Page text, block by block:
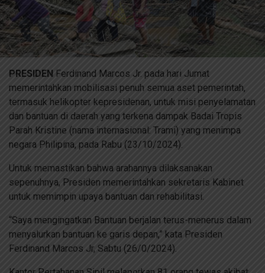
PRESIDEN Ferdinand Marcos Jr. pada hari Jumat
memerintahkan mobilisasi penuh semua aset pemerintah,
termasuk helikopter kepresidenan, untuk misi penyelamatan
dan bantuan di daerah yang terkena dampak Badai Tropis
Parah Kristine (nama internasional: Trami) yang menimpa
negara Philipina, pada Rabu (23/10/2024).
Untuk memastikan bahwa arahannya dilaksanakan
sepenuhnya, Presiden memerintahkan sekretaris Kabinet
untuk memimpin upaya bantuan dan rehabilitasi.
“Saya mengingatkan Bantuan berjalan terus-menerus dalam
menyalurkan bantuan ke garis depan,” kata Presiden
Ferdinand Marcos Jr, Sabtu (26/0/2024).